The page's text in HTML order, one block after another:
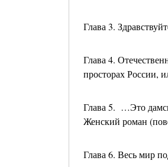
Глава 3.
Глава 4.
просторах России,
Глава 5. …Это
Женский роман
Глава 6. Весь мир